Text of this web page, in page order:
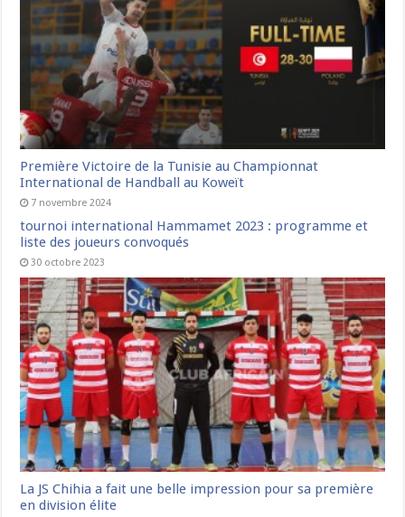
Première Victoire de la Tunisie au Championnat
International de Handball au Koweït
7 novembre 2024
tournoi international Hammamet 2023 : programme et
liste des joueurs convoqués
30 octobre 2023
La JS Chihia a fait une belle impression pour sa première
en division élite